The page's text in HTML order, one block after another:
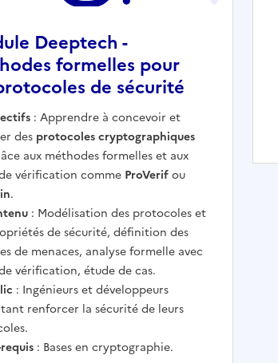
Deeptech -
formelles pour
de sécurité
une nouvelle fenêtre
: Apprendre à concevoir et
des protocoles cryptographiques
aux méthodes formelles et aux
vérification comme ProVerifou
.
: Modélisation des protocoles et
de sécurité, définition des
de menaces, analyse formelle avec
vérification, étude de cas.
: Ingénieurs et développeurs
renforcer la sécurité de leurs
: Bases en cryptographie.